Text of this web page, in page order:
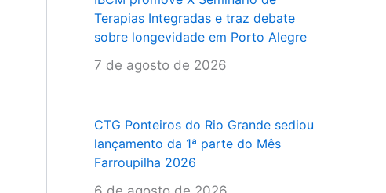
Terapias Integradas e traz debate
sobre longevidade em Porto Alegre
7 de agosto de 2026
CTG Ponteiros do Rio Grande sediou
lançamento da 1ª parte do Mês
Farroupilha 2026